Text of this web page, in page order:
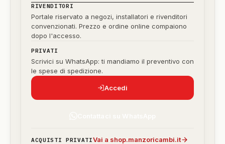
RIVENDITORI
Portale riservato a negozi, installatori e rivenditori
convenzionati. Prezzo e ordine online compaiono
dopo l'accesso.
PRIVATI
Scrivici su WhatsApp: ti mandiamo il preventivo con
le spese di spedizione.
Accedi
ACQUISTI PRIVATIVai a shop.manzoricambi.it